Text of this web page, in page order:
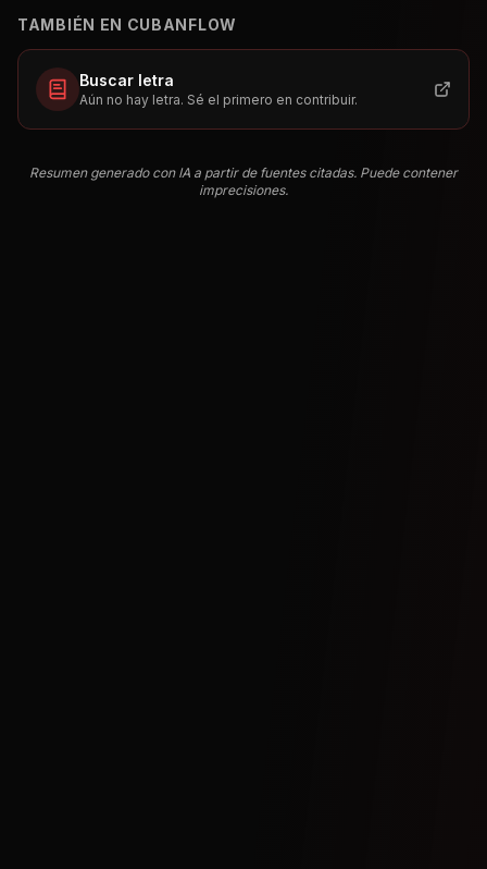
TAMBIÉN EN CUBANFLOW
Buscar letra
Aún no hay letra. Sé el primero en contribuir.
Resumen generado con IA a partir de fuentes citadas. Puede contener
imprecisiones.